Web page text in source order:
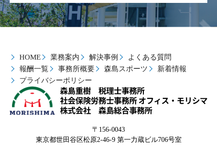
HOME 業務案内 解決事例
よくある質問
報酬一覧
事務所概要 森島スポーツ
新着情報
プライバシーポリシー
〒156-0043
東京都世田谷区松原2-46-9 第一力蔵ビル706号室